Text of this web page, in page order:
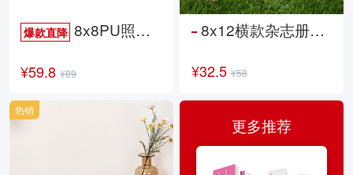
爆款直降 8x8PU照片书NewLife
¥59.8 ¥89
8x12横款杂志册26p
¥32.5 ¥58
热销
更多推荐